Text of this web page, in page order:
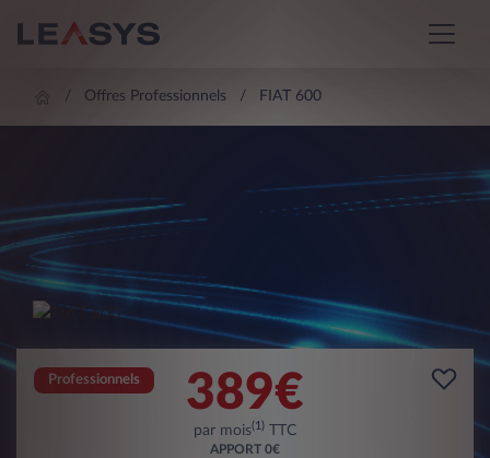
Offres Professionnels FIAT 600
Professionnels 389€
par mois(1) TTC
APPORT 0€